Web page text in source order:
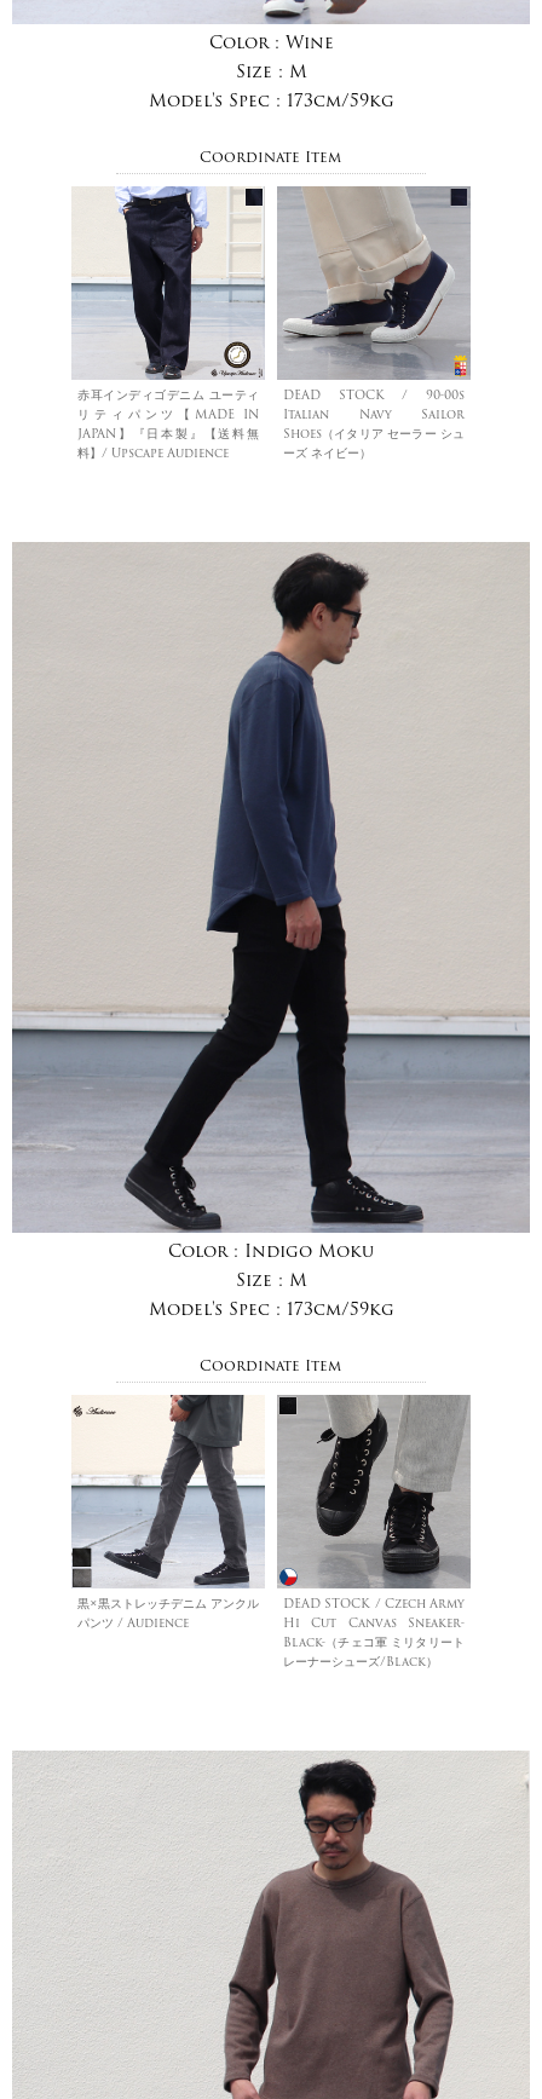
Color : Wine
Size : M
Model's Spec : 173cm/59kg
Coordinate Item
赤耳インディゴデニム ユーティ
リティパンツ【MADE IN
JAPAN】『日本製』【送料無
料】/ Upscape Audience
DEAD STOCK / 90-00s
Italian Navy Sailor
Shoes（イタリア セーラー シュ
ーズ ネイビー）
Color : Indigo Moku
Size : M
Model's Spec : 173cm/59kg
Coordinate Item
黒×黒ストレッチデニム アンクル
パンツ / Audience
DEAD STOCK / Czech Army
Hi Cut Canvas Sneaker-
Black-（チェコ軍 ミリタリート
レーナーシューズ/Black）